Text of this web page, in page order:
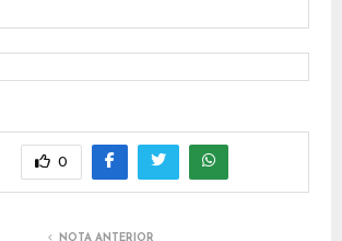
0
NOTA ANTERIOR